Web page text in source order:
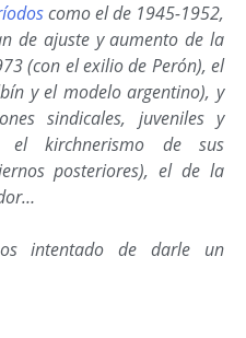
como el de 1945-1952,
de ajuste y aumento de la
(con el exilio de Perón), el
y el modelo argentino), y
sindicales, juveniles y
el kirchnerismo de sus
posteriores), el de la
intentado de darle un